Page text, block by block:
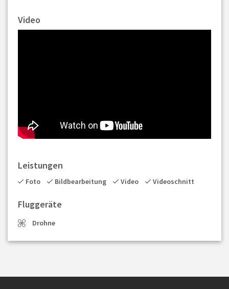
Video
Leistungen
Foto Bildbearbeitung Video Videoschnitt
Fluggeräte
Drohne